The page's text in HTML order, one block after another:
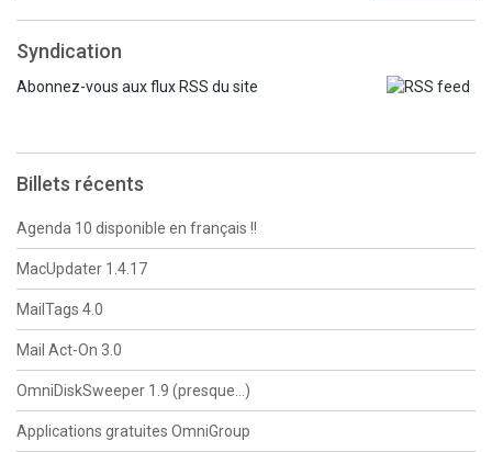
Syndication
Abonnez-vous aux flux RSS du site
Billets récents
Agenda 10 disponible en français !!
MacUpdater 1.4.17
MailTags 4.0
Mail Act-On 3.0
OmniDiskSweeper 1.9 (presque…)
Applications gratuites OmniGroup